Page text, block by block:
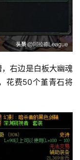
右边是白板大幽魂
花费50个堇青石将